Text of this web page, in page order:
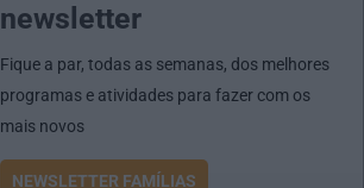
newsletter
Fique a par, todas as semanas, dos melhores
programas e atividades para fazer com os
mais novos
NEWSLETTER FAMÍLIAS